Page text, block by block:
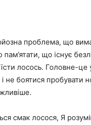
проблема, що
що існує
лосось. Головне-це
і не боятися
смак лосося, Я